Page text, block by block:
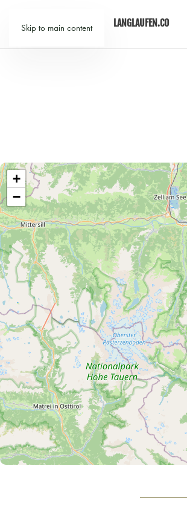
Skip to main content LANGLAUFEN.CO
+
−